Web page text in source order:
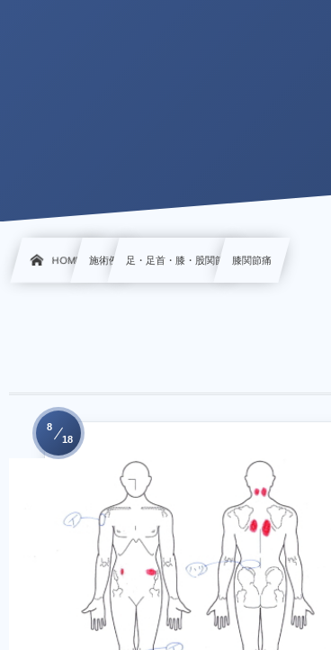
HOME 施術例 足・足首・膝・股関節 膝関節痛
8
18